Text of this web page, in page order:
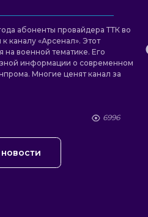
абоненты провайдера ТТК во
каналу «Арсенал». Этот
на военной тематике. Его
информации о современном
Многие ценят канал за
6996